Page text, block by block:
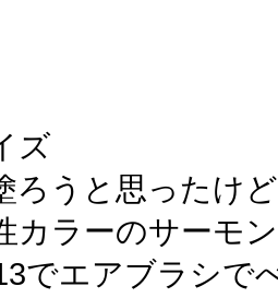
ズ
ろうと思ったけ
カラーのサーモ
でエアブラシで